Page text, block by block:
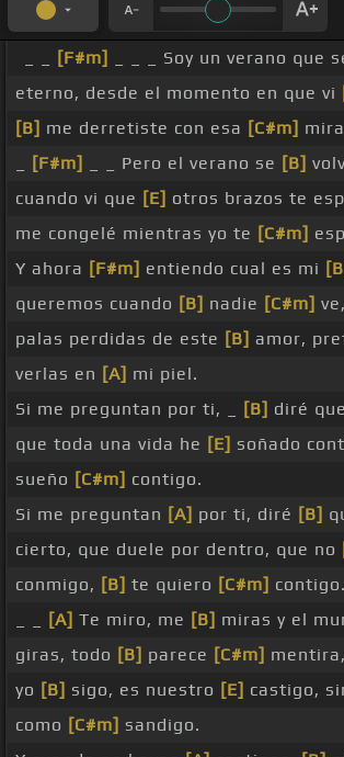
[F#m] _ _ _ Soy un verano que
eterno, desde el momento en que vi
[B] me derretiste con esa [C#m]
[F#m] _ _ Pero el verano se [B]
cuando vi que [E] otros brazos te
me congelé mientras yo te [C#m]
Y ahora [F#m] entiendo cual es mi
queremos cuando [B] nadie [C#m]
palas perdidas de este [B] amor,
verlas en [A] mi piel.
Si me preguntan por ti, _
[B] diré
que toda una vida he [E] soñado
sueño [C#m] contigo.
Si me preguntan [A] por ti, diré [B]
cierto, que duele por dentro, que no
conmigo, [B] te quiero [C#m] contigo.
[A] Te miro, me [B] miras y el
giras, todo [B] parece [C#m]
yo [B] sigo, es nuestro [E] castigo,
como [C#m] sandigo.